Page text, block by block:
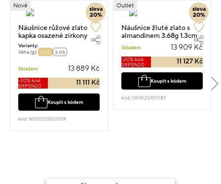
sleva
20%
Nové
Náušnice růžové zlato
kapka osazené zirkony
visací 2.5cm 3g
Varianty:
Váha (g): 3.00 3.05
Skladem 13 889 Kč
-20% kód:
SRPEN20
11 111 Kč
Koupit s kódem
kód: N05122502009
sleva
20%
Outlet
Náušnice žluté zlato s
almandinem 3.68g 1.3cm
Skladem 13 909 Kč
-20% kód:
SRPEN20
11 127 Kč
Koupit s kódem
kód: O04122401187